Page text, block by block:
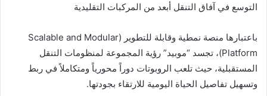
التوسع في آفاق التنقل أبعد من المركبات التقليدية
باعتبارها منصة نمطية وقابلة للتطوير (Scalable and Modular
Platform)، تجسد “موبيد” رؤية المجموعة لمنظومات التنقل
المستقبلية، حيث تلعب الروبوتات دوراً محورياً ومتكاملاً في ربط
وتسهيل تفاصيل الحياة اليومية للارتقاء بجودتها.